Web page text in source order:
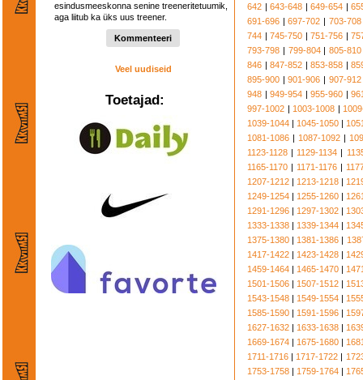
esindusmeeskonna senine treeneritetuumik,
aga liitub ka üks uus treener.
Kommenteeri
Veel uudiseid
Toetajad:
642 |643-648 |649-654 |
691-696 |697-702 | 703-708
744 |745-750 |751-756 |
793-798 | 799-804| 805-810
846 |847-852 |853-858 |
895-900 |901-906 | 907-912
948 |949-954 |955-960 |
997-1002 | 1003-1008 |
1039-1044 | 1045-1050 |
1081-1086 | 1087-1092 |
1123-1128 | 1129-1134 |
1165-1170 | 1171-1176|
1207-1212 | 1213-1218 |
1249-1254 | 1255-1260 |
1291-1296 | 1297-1302 |
1333-1338 | 1339-1344 |
1375-1380 | 1381-1386 |
1417-1422 | 1423-1428 |
1459-1464 | 1465-1470 |
1501-1506 | 1507-1512 |
1543-1548 | 1549-1554 |
1585-1590 | 1591-1596 |
1627-1632 | 1633-1638 |
1669-1674 | 1675-1680 |
1711-1716 | 1717-1722 |
1753-1758 | 1759-1764 |